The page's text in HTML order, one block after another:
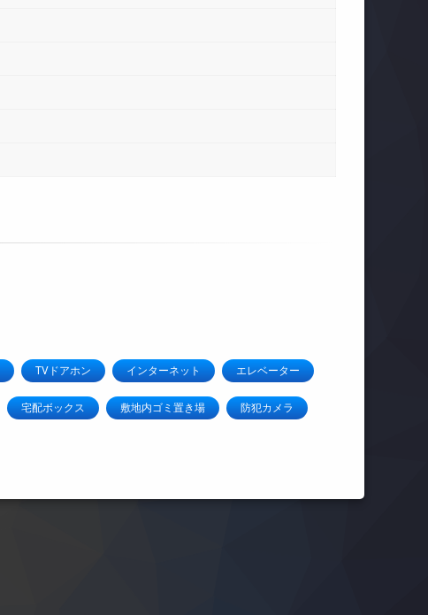
TVドアホン インターネット エレベーター
宅配ボックス 敷地内ゴミ置き場 防犯カメラ